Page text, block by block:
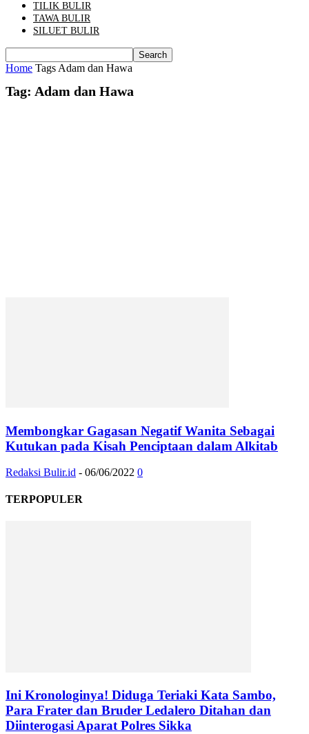
TILIK BULIR
TAWA BULIR
SILUET BULIR
Home Tags Adam dan Hawa
Tag: Adam dan Hawa
Membongkar Gagasan Negatif Wanita Sebagai
Kutukan pada Kisah Penciptaan dalam Alkitab
Redaksi Bulir.id - 06/06/2022 0
TERPOPULER
Ini Kronologinya! Diduga Teriaki Kata Sambo,
Para Frater dan Bruder Ledalero Ditahan dan
Diinterogasi Aparat Polres Sikka